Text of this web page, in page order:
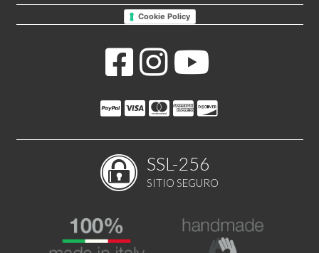
Cookie Policy
SSL-256
SITIO SEGURO